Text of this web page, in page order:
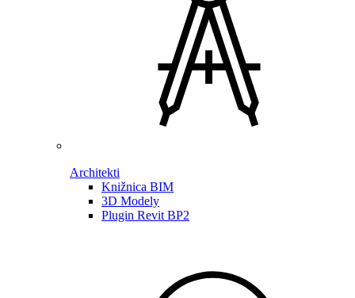
Architekti
Knižnica BIM
3D Modely
Plugin Revit BP2